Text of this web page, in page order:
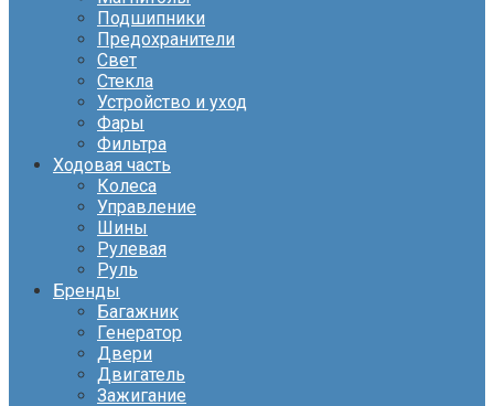
Подшипники
Предохранители
Свет
Стекла
Устройство и уход
Фары
Фильтра
Ходовая часть
Колеса
Управление
Шины
Рулевая
Руль
Бренды
Багажник
Генератор
Двери
Двигатель
Зажигание